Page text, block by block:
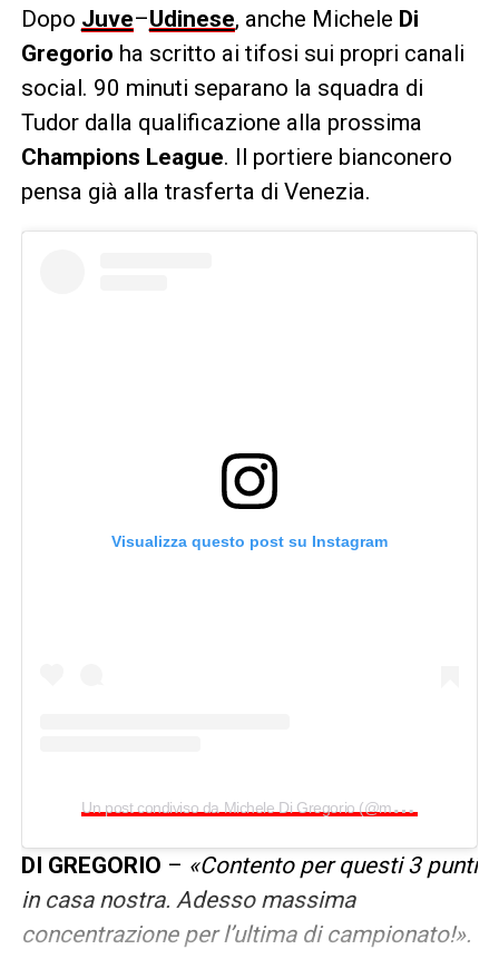
Dopo Juve–Udinese, anche Michele Di
Gregorio ha scritto ai tifosi sui propri canali
social. 90 minuti separano la squadra di
Tudor dalla qualificazione alla prossima
Champions League. Il portiere bianconero
pensa già alla trasferta di Venezia.
Visualizza questo post su Instagram
U
n post condiviso da Michele Di Gregorio (@micheledigregorio22)
DI GREGORIO – «Contento per questi 3 punti
in casa nostra. Adesso massima
concentrazione per l’ultima di campionato!».